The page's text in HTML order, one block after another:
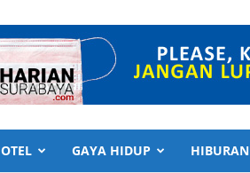
GAYA HIDUP HIBURAN